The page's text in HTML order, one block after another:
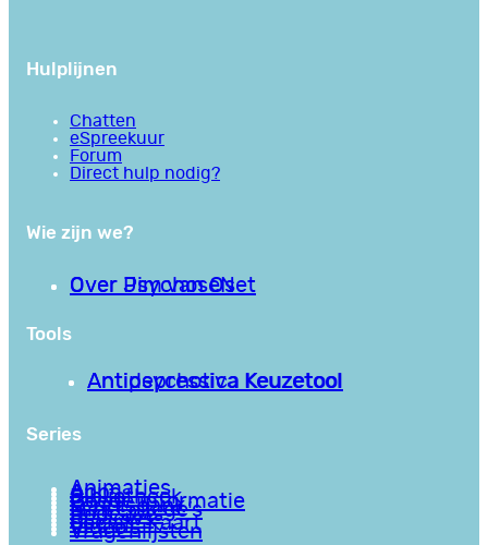
Hulplijnen
Chatten
eSpreekuur
Forum
Direct hulp nodig?
Wie zijn we?
Over PsychoseNet
Over Jim van Os
Tools
Antipsychotica Keuzetool
Antidepressiva Keuzetool
Series
Animaties
Apps
Bibliotheek
Goede informatie
Kennisbank
Mini college’s
Podcasts
Reviews
Sociale Kaart
Video’s
Vragenlijsten